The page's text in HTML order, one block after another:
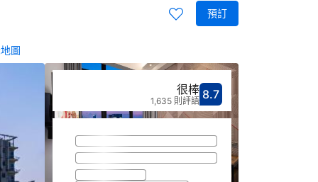
預訂
圖
分數8.7分
8.7評比很棒
很棒
1,635 則評語